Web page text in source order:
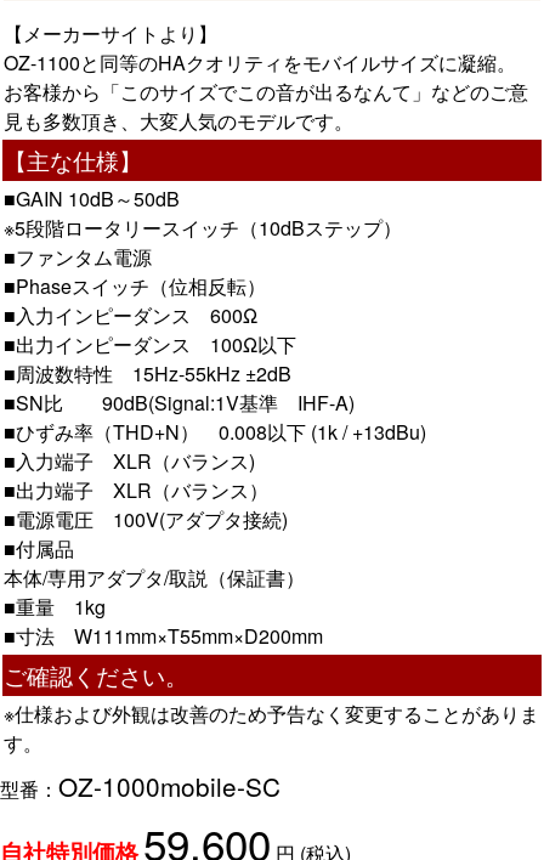
【メーカーサイトより】
OZ-1100と同等のHAクオリティをモバイルサイズに凝縮。
お客様から「このサイズでこの音が出るなんて」などのご意
見も多数頂き、大変人気のモデルです。
【主な仕様】
■GAIN 10dB～50dB
※5段階ロータリースイッチ（10dBステップ）
■ファンタム電源
■Phaseスイッチ（位相反転）
■入力インピーダンス 600Ω
■出力インピーダンス 100Ω以下
■周波数特性 15Hz-55kHz ±2dB
■SN比 90dB(Signal:1V基準 IHF-A)
■ひずみ率（THD+N） 0.008以下 (1k / +13dBu)
■入力端子 XLR（バランス)
■出力端子 XLR（バランス）
■電源電圧 100V(アダプタ接続)
■付属品
本体/専用アダプタ/取説（保証書）
■重量 1kg
■寸法 W111mm×T55mm×D200mm
ご確認ください。
※仕様および外観は改善のため予告なく変更することがありま
す。
型番： OZ-1000mobile-SC
自社特別価格 59,600 円 (税込)